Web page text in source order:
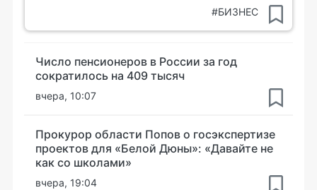
#БИЗНЕС
Число пенсионеров в России за год
сократилось на 409 тысяч
вчера, 10:07
Прокурор области Попов о госэкспертизе
проектов для «Белой Дюны»: «Давайте не
как со школами»
вчера, 19:04